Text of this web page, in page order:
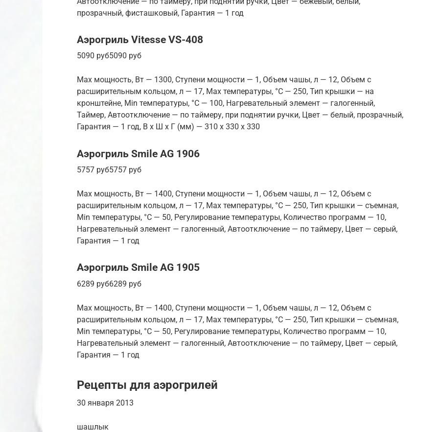
прозрачный, фисташковый, Гарантия — 1 год
Аэрогриль Vitesse VS-408
5090 руб5090 руб
Max мощность, Вт — 1300, Ступени мощности — 1, Объем чашы, л — 12, Объем с
расширительным кольцом, л — 17, Max температуры, °С — 250, Тип крышки — на
кронштейне, Min температуры, °С — 100, Нагревательный элемент — галогенный,
Таймер, Автоотключение — по таймеру, при поднятии ручки, Цвет — белый, прозрачный,
Гарантия — 1 год, В x Ш x Г (мм) — 310 x 330 x 330
Аэрогриль Smile AG 1906
5757 руб5757 руб
Max мощность, Вт — 1400, Ступени мощности — 1, Объем чашы, л — 12, Объем с
расширительным кольцом, л — 17, Max температуры, °С — 250, Тип крышки — съемная,
Min температуры, °С — 50, Регулирование температуры, Количество программ — 10,
Нагревательный элемент — галогенный, Автоотключение — по таймеру, Цвет — серый,
Гарантия — 1 год
Аэрогриль Smile AG 1905
6289 руб6289 руб
Max мощность, Вт — 1400, Ступени мощности — 1, Объем чашы, л — 12, Объем с
расширительным кольцом, л — 17, Max температуры, °С — 250, Тип крышки — съемная,
Min температуры, °С — 50, Регулирование температуры, Количество программ — 10,
Нагревательный элемент — галогенный, Автоотключение — по таймеру, Цвет — серый,
Гарантия — 1 год
Рецепты для аэрогрилей
30 января 2013
шашлык